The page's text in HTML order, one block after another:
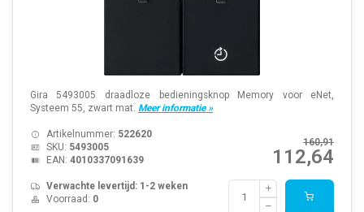
Gira 5493005 draadloze bedieningsknop Memory voor eNet,
Systeem 55, zwart mat. Meer informatie »
160,91
112,64
Artikelnummer: 522620
SKU: 5493005
EAN: 4010337091639
Verwachte levertijd: 1-2 weken
Voorraad: 0